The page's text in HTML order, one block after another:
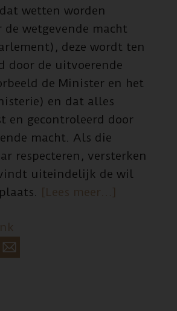
wetten worden
de wetgevende macht
deze wordt ten
door de uitvoerende
de Minister en het
en dat alles
en gecontroleerd door
macht. Als die
respecteren, versterken
uiteindelijk de wil
[Lees meer…]